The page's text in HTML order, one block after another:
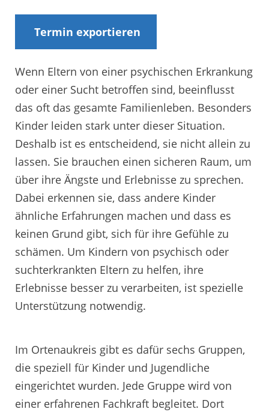
Termin exportieren
Wenn Eltern von einer psychischen Erkrankung
oder einer Sucht betroffen sind, beeinflusst
das oft das gesamte Familienleben. Besonders
Kinder leiden stark unter dieser Situation.
Deshalb ist es entscheidend, sie nicht allein zu
lassen. Sie brauchen einen sicheren Raum, um
über ihre Ängste und Erlebnisse zu sprechen.
Dabei erkennen sie, dass andere Kinder
ähnliche Erfahrungen machen und dass es
keinen Grund gibt, sich für ihre Gefühle zu
schämen. Um Kindern von psychisch oder
suchterkrankten Eltern zu helfen, ihre
Erlebnisse besser zu verarbeiten, ist spezielle
Unterstützung notwendig.
Im Ortenaukreis gibt es dafür sechs Gruppen,
die speziell für Kinder und Jugendliche
eingerichtet wurden. Jede Gruppe wird von
einer erfahrenen Fachkraft begleitet. Dort